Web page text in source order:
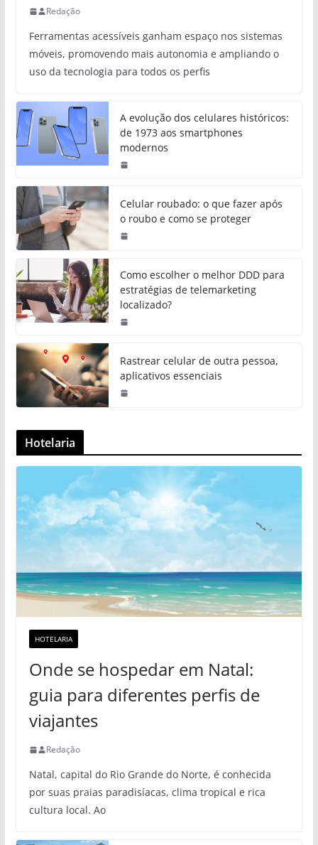
Redação
Ferramentas acessíveis ganham espaço nos sistemas
móveis, promovendo mais autonomia e ampliando o
uso da tecnologia para todos os perfis
A evolução dos celulares históricos:
de 1973 aos smartphones
modernos
Celular roubado: o que fazer após
o roubo e como se proteger
Como escolher o melhor DDD para
estratégias de telemarketing
localizado?
Rastrear celular de outra pessoa,
aplicativos essenciais
Hotelaria
HOTELARIA
Onde se hospedar em Natal:
guia para diferentes perfis de
viajantes
Redação
Natal, capital do Rio Grande do Norte, é conhecida
por suas praias paradisíacas, clima tropical e rica
cultura local. Ao